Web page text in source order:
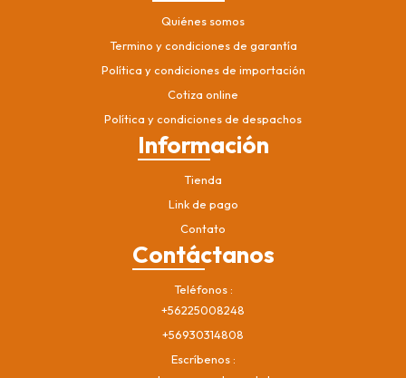
Quiénes somos
Termino y condiciones de garantía
Política y condiciones de importación
Cotiza online
Política y condiciones de despachos
Información
Tienda
Link de pago
Contato
Contáctanos
Teléfonos
+56225008248
+56930314808
Escríbenos